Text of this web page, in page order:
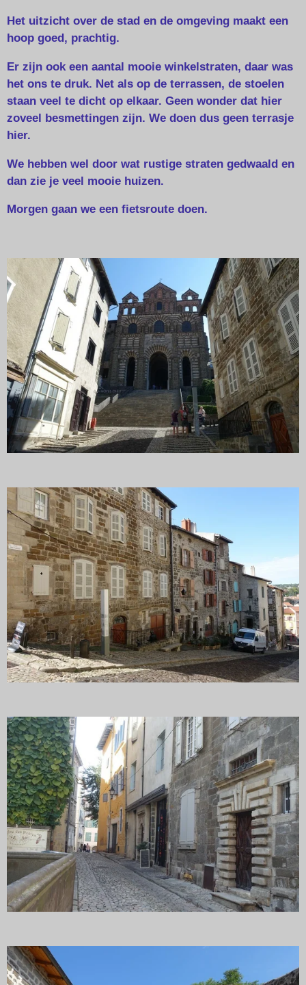
Het uitzicht over de stad en de omgeving maakt een
hoop goed, prachtig.
Er zijn ook een aantal mooie winkelstraten, daar was
het ons te druk. Net als op de terrassen, de stoelen
staan veel te dicht op elkaar. Geen wonder dat hier
zoveel besmettingen zijn. We doen dus geen terrasje
hier.
We hebben wel door wat rustige straten gedwaald en
dan zie je veel mooie huizen.
Morgen gaan we een fietsroute doen.